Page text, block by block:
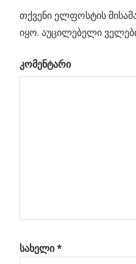
პოსტის
ნავიგაცია
Previous
Post:
შროდინგერის
თქვენი ელფოსტის
იყო. აუცილებელი
კომენტარი
სახელი*